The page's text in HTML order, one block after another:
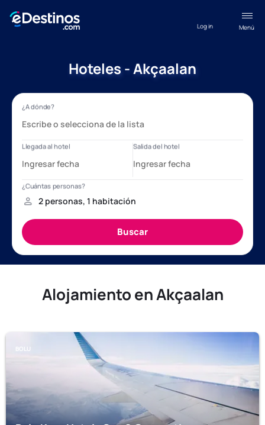
Menú
Log in
Hoteles - Akçaalan
Alojamiento en Akçaalan
BOLU